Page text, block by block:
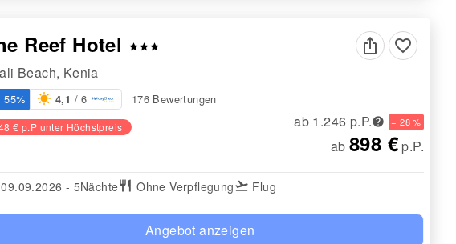
Reef Hotel starstarstar favorite_border
Beach, Kenia
55% 4,1 / 6 176 Bewertungen
€ p.P unter Höchstpreis ab 1.246 p.P. − 28 %
ab 898 € p.P.
09.09.2026 - 5Nächterestaurant Ohne Verpflegungflight_takeoff Flug
Angebot anzeigen